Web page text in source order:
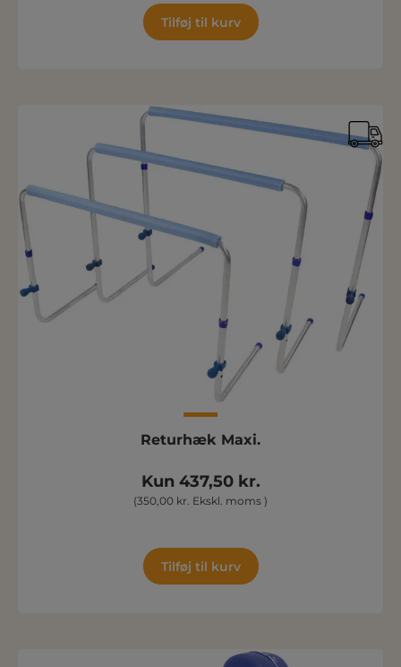
Tilføj til kurv
Returhæk Maxi.
Kun 437,50 kr.
(350,00 kr. Ekskl. moms )
Tilføj til kurv